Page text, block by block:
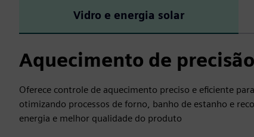
Vidro e energia solar
Aquecimento de
Oferece controle de aquecimento preciso e eficiente
otimizando processos de forno, banho de estanho e
energia e melhor qualidade do produto